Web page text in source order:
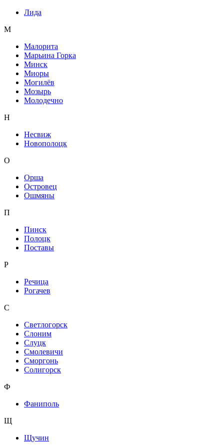
Лида
М
Малорита
Марьина Горка
Минск
Миоры
Могилёв
Мозырь
Молодечно
Н
Несвиж
Новополоцк
О
Орша
Островец
Ошмяны
П
Пинск
Полоцк
Поставы
Р
Речица
Рогачев
С
Светлогорск
Слоним
Слуцк
Смолевичи
Сморгонь
Солигорск
Ф
Фаниполь
Щ
Щучин